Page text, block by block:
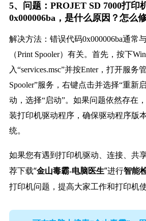
5、问题：PROJET SD 7000打印
0x000006ba，是什么原因？怎么
解决方法：错误代码0x000006ba通常
（Print Spooler）有关。首先，按下
入“services.msc”并按Enter，打开服务
Spooler”服务，右键点击并选择“重新
动，选择“启动”。如果问题依然存在
装打印机驱动程序，确保驱动程序版
统。
如果您有遇到打印机驱动、连接、共
荐下载“金山毒霸-电脑医生”进行智能
打印机问题，提高大家工作和打印机使